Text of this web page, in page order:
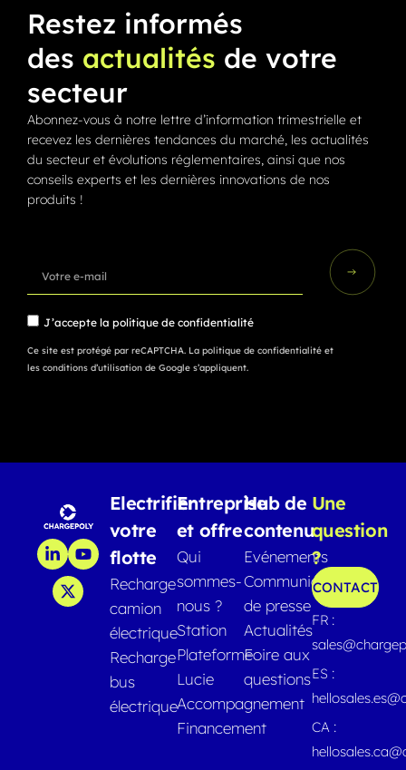
Restez informés
des actualités de votre
secteur
Abonnez-vous à notre lettre d’information trimestrielle et
recevez les dernières tendances du marché, les actualités
du secteur et évolutions réglementaires, ainsi que nos
conseils experts et les dernières innovations de nos
produits !
J’accepte la politique de confidentialité
Ce site est protégé par reCAPTCHA. La politique de confidentialité et
les conditions d’utilisation de Google s’appliquent.
Electrifier
votre
flotte
Recharge
camion
électrique
Recharge
bus
électrique
Entreprise
et offre
Qui
sommes-
nous ?
Station
Plateforme
Lucie
Accompagnement
Financement
Hub de
contenu
Evénements
Communiqués
de presse
Actualités
Foire aux
questions
Une
question
?
CONTACT
FR :
ES :
CA :